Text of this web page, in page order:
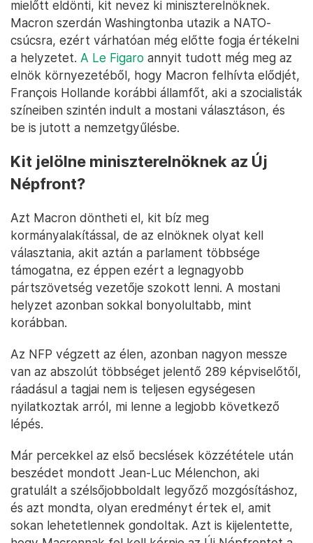
mielőtt eldönti, kit nevez ki miniszterelnöknek.
Macron szerdán Washingtonba utazik a NATO-
csúcsra, ezért várhatóan még előtte fogja értékelni
a helyzetet. A Le Figaro annyit tudott még meg az
elnök környezetéből, hogy Macron felhívta elődjét,
François Hollande korábbi államfőt, aki a szocialisták
színeiben szintén indult a mostani választáson, és
be is jutott a nemzetgyűlésbe.
Kit jelölne miniszterelnöknek az Új
Népfront?
Azt Macron döntheti el, kit bíz meg
kormányalakítással, de az elnöknek olyat kell
választania, akit aztán a parlament többsége
támogatna, ez éppen ezért a legnagyobb
pártszövetség vezetője szokott lenni. A mostani
helyzet azonban sokkal bonyolultabb, mint
korábban.
Az NFP végzett az élen, azonban nagyon messze
van az abszolút többséget jelentő 289 képviselőtől,
ráadásul a tagjai nem is teljesen egységesen
nyilatkoztak arról, mi lenne a legjobb következő
lépés.
Már percekkel az első becslések közzététele után
beszédet mondott Jean-Luc Mélenchon, aki
gratulált a szélsőjobboldalt legyőző mozgósításhoz,
és azt mondta, olyan eredményt értek el, amit
sokan lehetetlennek gondoltak. Azt is kijelentette,